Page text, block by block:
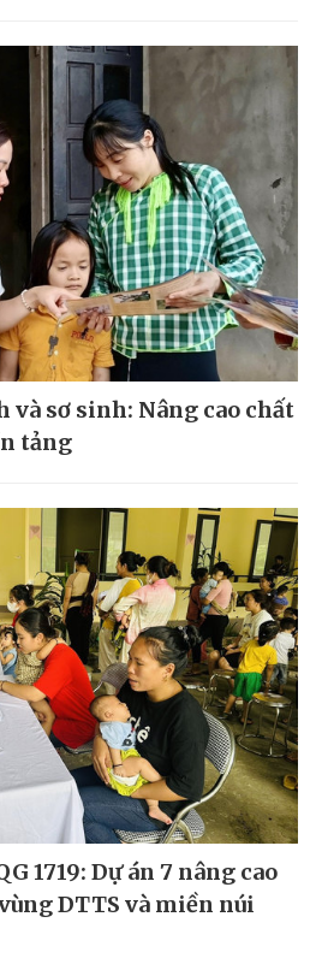
và sơ sinh: Nâng cao chất
tảng
1719: Dự án 7 nâng cao
DTTS và miền núi